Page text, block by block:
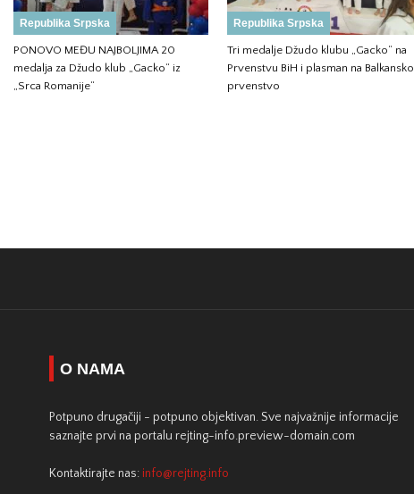
Republika Srpska
PONOVO MEĐU NAJBOLJIMA 20
medalja za Džudo klub „Gacko“ iz
„Srca Romanije“
Republika Srpska
Tri medalje Džudo klubu „Gacko“ na
Prvenstvu BiH i plasman na Balkansko
prvenstvo
O NAMA
Potpuno drugačiji - potpuno objektivan. Sve najvažnije informacije
saznajte prvi na portalu rejting-info.preview-domain.com
Kontaktirajte nas: info@rejting.info